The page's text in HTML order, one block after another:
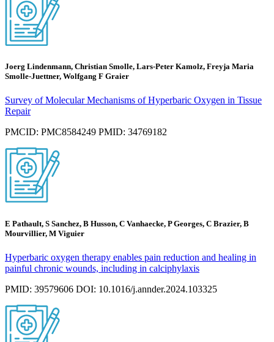
Joerg Lindenmann, Christian Smolle, Lars-Peter Kamolz, Freyja Maria
Smolle-Juettner, Wolfgang F Graier
Survey of Molecular Mechanisms of Hyperbaric Oxygen in Tissue
Repair
PMCID: PMC8584249 PMID: 34769182
E Pathault, S Sanchez, B Husson, C Vanhaecke, P Georges, C Brazier, B
Mourvillier, M Viguier
Hyperbaric oxygen therapy enables pain reduction and healing in
painful chronic wounds, including in calciphylaxis
PMID: 39579606 DOI: 10.1016/j.annder.2024.103325